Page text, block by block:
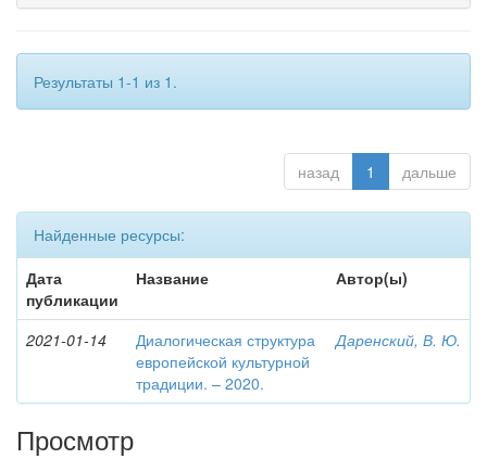
Результаты 1-1 из 1.
назад 1 дальше
Найденные ресурсы:
Дата
публикации
Название Автор(ы)
2021-01-14
Диалогическая структура
европейской культурной
традиции. – 2020.
Даренский, В. Ю.
Просмотр